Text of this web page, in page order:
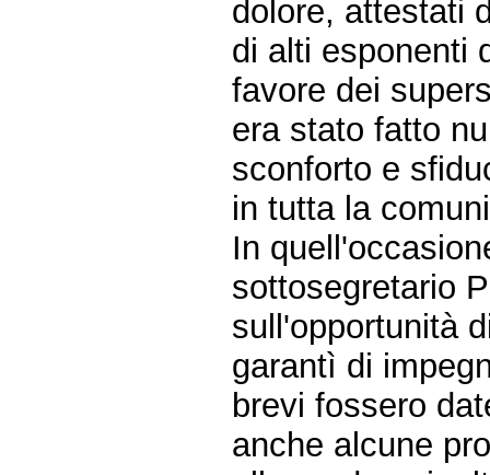
dolore, attestati
di alti esponenti
favore dei
era stato fatto
sconforto e
in tutta la
In
sottosegretario
sull'opportunità
garantì di
brevi fossero
anche alcune